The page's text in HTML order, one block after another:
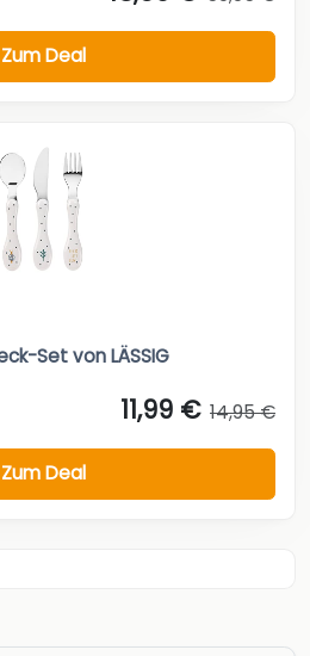
Zum Deal
Set von LÄSSIG
11,99 € 14,95 €
Zum Deal